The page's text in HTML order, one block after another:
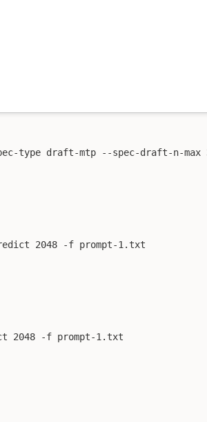
type draft-mtp --spec-draft-n-
2048 -f prompt-1.txt
2048 -f prompt-1.txt